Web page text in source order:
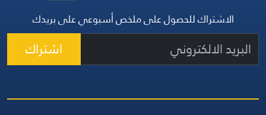
الاشتراك للحصول على ملخص أسبوعي على بريدك
اشتراك